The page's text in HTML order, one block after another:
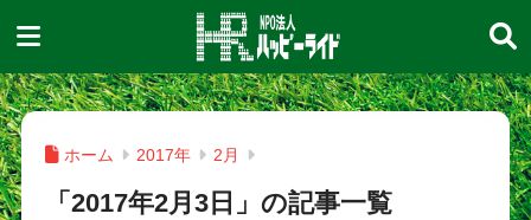
ホーム 2017年 2月
「2017年2月3日」の記事一覧